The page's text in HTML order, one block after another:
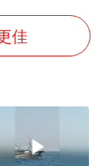
商场现钱学森巨幅海报 负责人回应
发展
单签表出炉
佳